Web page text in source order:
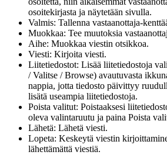
osoitekirjasta ja näytetään sivulla.
Valmis: Tallenna vastaanottaja-
Muokkaa: Tee muutoksia
Aihe: Muokkaa viestin otsikkoa.
Viesti: Kirjoita viesti.
Liitetiedostot: Lisää liitetiedostoja
/ Valitse / Browse) avautuvasta
nappia, jotta tiedosto päivittyy
lisätä useampia liitetiedostoja.
Poista valitut: Poistaaksesi
oleva valintaruutu ja paina Poista
Lähetä: Lähetä viesti.
Lopeta: Keskeytä viestin
lähettämättä viestiä.